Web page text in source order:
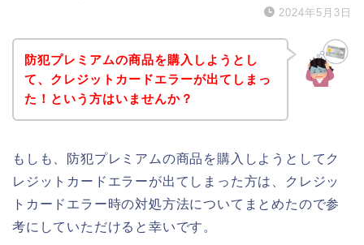
2024年5月3日
防犯プレミアムの商品を購入しようとし
て、クレジットカードエラーが出てしまっ
た！という方はいませんか？
もしも、防犯プレミアムの商品を購入しようとしてク
レジットカードエラーが出てしまった方は、クレジッ
トカードエラー時の対処方法についてまとめたので参
考にしていただけると幸いです。